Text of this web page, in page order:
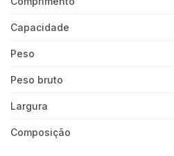
Capacidade
Peso
Peso bruto
Largura
Composição